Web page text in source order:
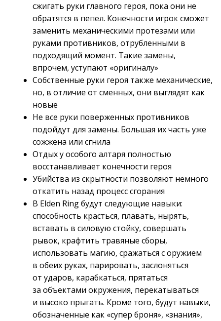
сжигать руки главного героя, пока они не
обратятся в пепел. Конечности игрок сможет
заменить механическими протезами или
руками противников, отрубленными в
подходящий момент. Такие замены,
впрочем, уступают «оригиналу»
Собственные руки героя также механические,
но, в отличие от сменных, они выглядят как
новые
Не все руки поверженных противников
подойдут для замены. Большая их часть уже
сожжена или сгнила
Отдых у особого алтаря полностью
восстанавливает конечности героя
Убийства из скрытности позволяют немного
откатить назад процесс сгорания
В Elden Ring будут следующие навыки:
способность красться, плавать, нырять,
вставать в силовую стойку, совершать
рывок, крафтить травяные сборы,
использовать магию, сражаться с оружием
в обеих руках, парировать, заслоняться
от ударов, карабкаться, прятаться
за объектами окружения, перекатываться
и высоко прыгать. Кроме того, будут навыки,
обозначенные как «супер броня», «знания»,